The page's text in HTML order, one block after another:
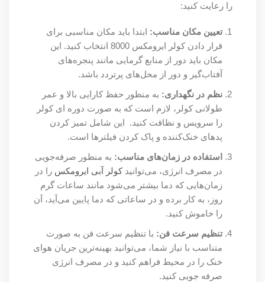
را رعایت کنید:
تعیین مکان مناسب: ابتدا باید مکان مناسبی برای
قرار دادن کولر ایرومکس 8000 انتخاب کنید. این
مکان باید دور از منابع گرمایی مانند پنجره‌های
آفتاب‌گیر و دور از محل‌های پرتردد باشد.
نظم در نگهداری: به منظور حفظ کارایی بالا و عمر
طولانی کولر، لازم است که به صورت دوره ای کولر
را سرویس و نظافت کنید. این شامل تمیز کردن
پد‌های خنک‌کننده و پاک کردن فیلترها است.
استفاده در زمان‌های مناسب: به منظور صرفه‌جویی
در مصرف انرژی، می‌توانیدکولر آبی ایرومکس را در
زمان‌هایی که دما بیشتر می‌شود مانند ساعات گرم
روز، به کار برده و در ساعاتی که دما پایین می‌آید، آن
را خاموش کنید.
تنظیم سرعت فن: با تنظیم سرعت فن به صورت
متناسب با نیاز شما، می‌توانید بهینه‌ترین جریان هوای
خنک را در محیط فراهم کنید و در مصرف انرژی
صرفه جویی کنید.